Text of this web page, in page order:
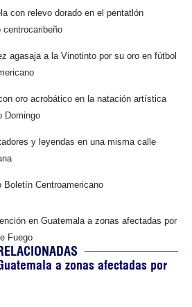
con relevo dorado en el pentatlón
centrocaribeño
agasaja a la Vinotinto por su oro en fútbol
oro acrobático en la natación artística
Domingo
y leyendas en una misma calle
Boletín Centroamericano
en Guatemala a zonas afectadas por
Fuego
a zonas afectadas por